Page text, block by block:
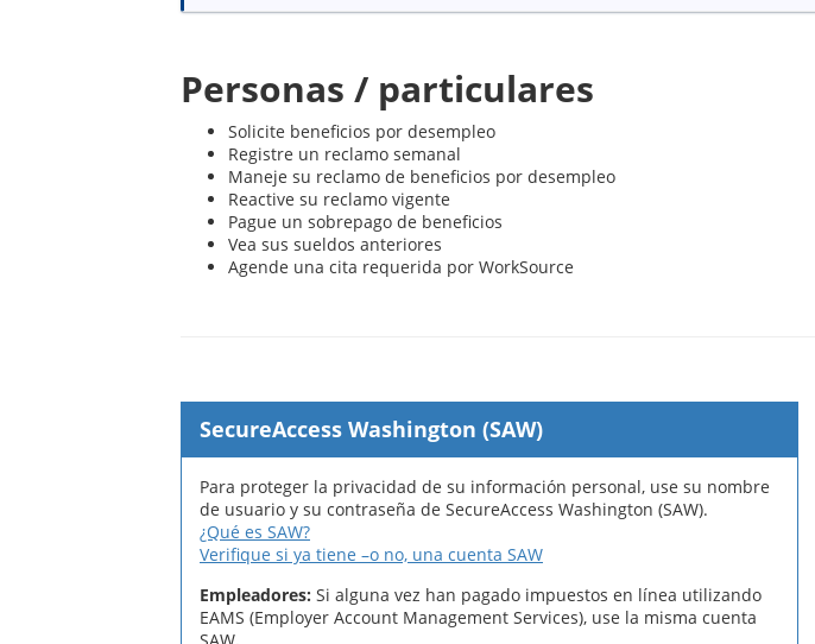
Personas / particulares
Solicite beneficios por desempleo
Registre un reclamo semanal
Maneje su reclamo de beneficios por desempleo
Reactive su reclamo vigente
Pague un sobrepago de beneficios
Vea sus sueldos anteriores
Agende una cita requerida por WorkSource
SecureAccess Washington (SAW)
Para proteger la privacidad de su información personal, use su nombre
de usuario y su contraseña de SecureAccess Washington (SAW).
¿Qué es SAW?
Verifique si ya tiene –o no, una cuenta SAW
Empleadores: Si alguna vez han pagado impuestos en línea utilizando
EAMS (Employer Account Management Services), use la misma cuenta
SAW.